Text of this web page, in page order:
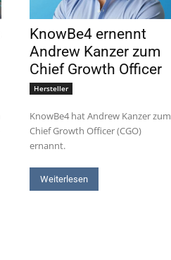
KnowBe4 ernennt
Andrew Kanzer zum
Chief Growth Officer
Hersteller
KnowBe4 hat Andrew Kanzer zum
Chief Growth Officer (CGO)
ernannt.
Weiterlesen